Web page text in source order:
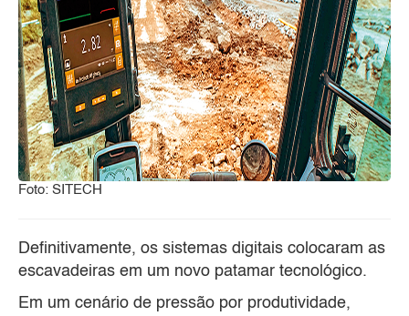
Foto: SITECH
Definitivamente, os sistemas digitais colocaram as
escavadeiras em um novo patamar tecnológico.
Em um cenário de pressão por produtividade,